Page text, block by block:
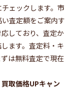
ェックします。市
査定額をご案内す
しており、査定か
ます。査定料・キ
は無料査定で現在
取価格UPキャン